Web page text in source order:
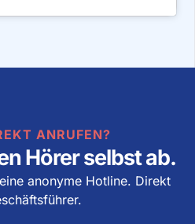
ANRUFEN?
Hörer selbst ab.
anonyme Hotline. Direkt